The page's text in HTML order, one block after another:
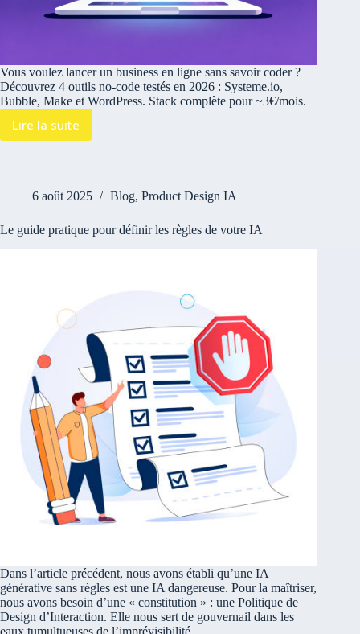
Vous voulez lancer un business en ligne sans savoir coder ?
Découvrez 4 outils no-code testés en 2026 : Systeme.io,
Bubble, Make et WordPress. Stack complète pour ~3€/mois.
Lire la suite
6 août 2025 Blog, Product Design IA
Le guide pratique pour définir les règles de votre IA
Dans l’article précédent, nous avons établi qu’une IA
générative sans règles est une IA dangereuse. Pour la maîtriser,
nous avons besoin d’une « constitution » : une Politique de
Design d’Interaction. Elle nous sert de gouvernail dans les